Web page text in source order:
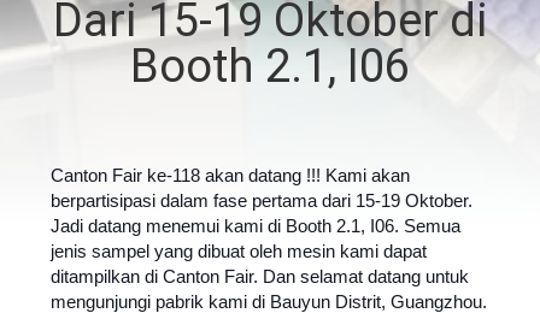
TUR
KONTROL
KUALITAS
HUBUNGI
Dari 15-19 Oktober di
Booth 2.1, I06
Canton Fair ke-118 akan datang !!! Kami akan
berpartisipasi dalam fase pertama dari 15-19 Oktober.
Jadi datang menemui kami di Booth 2.1, I06. Semua
jenis sampel yang dibuat oleh mesin kami dapat
ditampilkan di Canton Fair. Dan selamat datang untuk
mengunjungi pabrik kami di Bauyun Distrit, Guangzhou.